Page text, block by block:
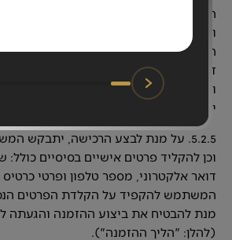
הזמנה באתר ללא פתיחת חשבון אישי. עם
והמשתמש ביצע הזמנה כ"אורח" ולאחר
ההזמנה – על מנת שיתאפשר לרשום יתרה
זמני אליו תוזן היתרה. במידה והמשתמש
וזכאי לו על-פי הוראות תקנון זה, החזר
יתרת הזכות.
5.2.5. על מנת לבצע הרכישה, יתבקש
וכן להקליד פרטים אישיים בסיסיים
דואר אלקטרוני, מספר טלפון ופרטי
המשתמש להקפיד על הקלדת הפרטים
מנת להבטיח את ביצוע ההזמנה והגעתה
(להלן: "הליך ההזמנה").